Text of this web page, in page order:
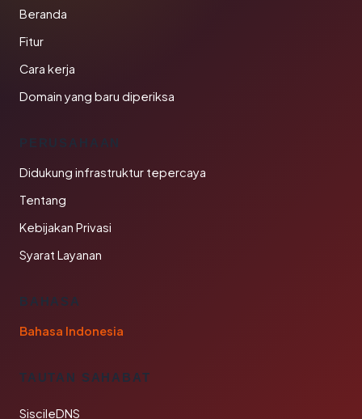
Beranda
Fitur
Cara kerja
Domain yang baru diperiksa
PERUSAHAAN
Didukung infrastruktur tepercaya
Tentang
Kebijakan Privasi
Syarat Layanan
BAHASA
Bahasa Indonesia
TAUTAN SAHABAT
SiscileDNS